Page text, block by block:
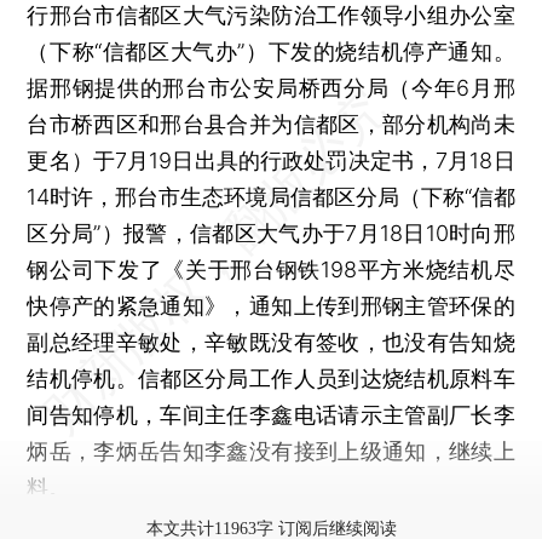
行邢台市信都区大气污染防治工作领导小组办公室
（下称“信都区大气办”）下发的烧结机停产通知。
据邢钢提供的邢台市公安局桥西分局（今年6月邢
台市桥西区和邢台县合并为信都区，部分机构尚未
更名）于7月19日出具的行政处罚决定书，7月18日
14时许，邢台市生态环境局信都区分局（下称“信都
区分局”）报警，信都区大气办于7月18日10时向邢
钢公司下发了《关于邢台钢铁198平方米烧结机尽
快停产的紧急通知》，通知上传到邢钢主管环保的
副总经理辛敏处，辛敏既没有签收，也没有告知烧
结机停机。信都区分局工作人员到达烧结机原料车
间告知停机，车间主任李鑫电话请示主管副厂长李
炳岳，李炳岳告知李鑫没有接到上级通知，继续上
料。
本文共计11963字 订阅后继续阅读